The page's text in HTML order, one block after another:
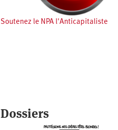
Soutenez le NPA l'Anticapitaliste
Dossiers